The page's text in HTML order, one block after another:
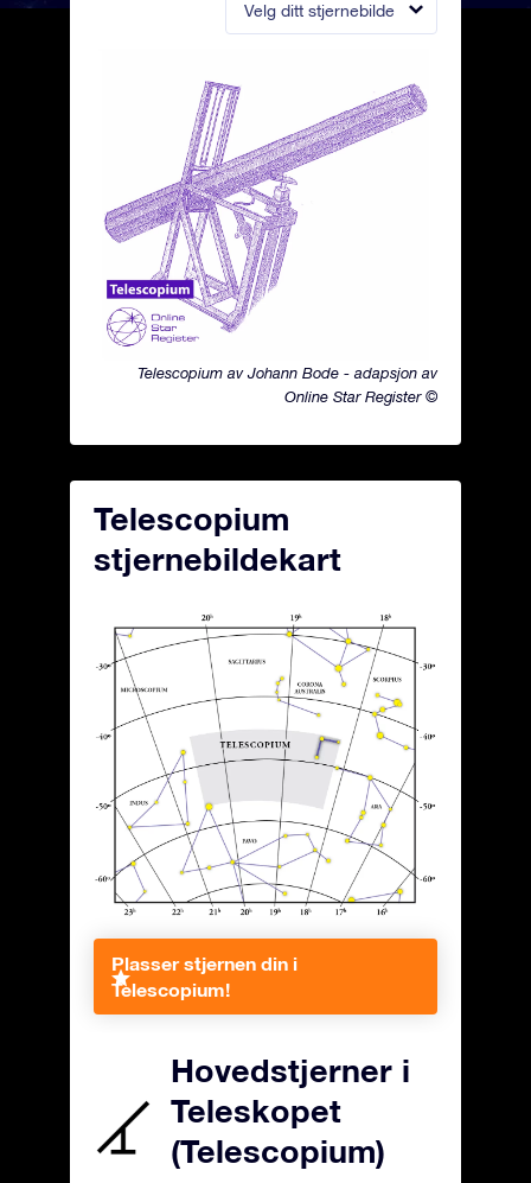
Velg ditt stjernebilde
Telescopium av Johann Bode - adapsjon av
Online Star Register ©
Telescopium
stjernebildekart
Plasser stjernen din i
Telescopium!
Hovedstjerner i
Teleskopet
(Telescopium)